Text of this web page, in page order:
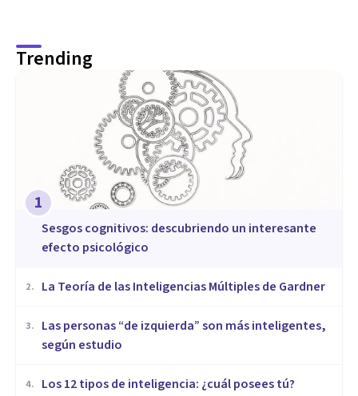
Trending
1
Sesgos cognitivos: descubriendo un interesante
efecto psicológico
2. La Teoría de las Inteligencias Múltiples de Gardner
3.
Las personas “de izquierda” son más inteligentes,
según estudio
4. Los 12 tipos de inteligencia: ¿cuál posees tú?